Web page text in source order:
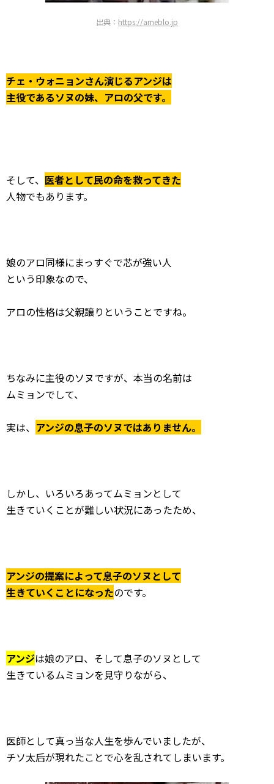
出典： https://ameblo.jp
チェ・ウォニョンさん演じるアンジは
主役であるソヌの妹、アロの父です。
そして、 医者として民の命を救ってきた
人物でもあります。
娘のアロ同様にまっすぐで芯が強い人
という印象なので、
アロの性格は父親譲りということですね。
ちなみに主役のソヌですが、本当の名前は
ムミョンでして、
実は、 アンジの息子のソヌではありません。
しかし、いろいろあってムミョンとして
生きていくことが難しい状況にあったため、
アンジの提案によって息子のソヌとして
生きていくことになったのです。
アンジは娘のアロ、そして息子のソヌとして
生きているムミョンを見守りながら、
医師として真っ当な人生を歩んでいましたが、
チソ太后が現れたことで心を乱されてしまいます。